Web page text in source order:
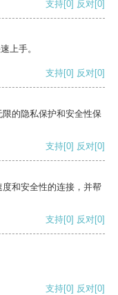
支持[0] 反对[0]
上手。
支持[0] 反对[0]
的隐私保护和安全性保
支持[0] 反对[0]
和安全性的连接，并帮
支持[0] 反对[0]
支持[0] 反对[0]